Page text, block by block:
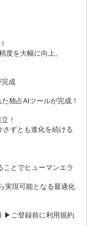
度を大幅に向上。
完成
独占AIツールが完成！
！
さずとも進化を続ける
ことでヒューマンエラ
実現可能となる最適化
▶ご登録前に利用規約